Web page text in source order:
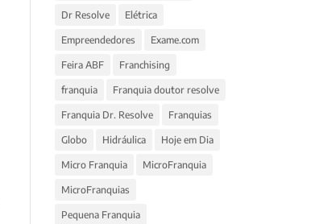
Dr Resolve Elétrica
Empreendedores Exame.com
Feira ABF Franchising
franquia Franquia doutor resolve
Franquia Dr. Resolve Franquias
Globo Hidráulica Hoje em Dia
Micro Franquia MicroFranquia
MicroFranquias
Pequena Franquia